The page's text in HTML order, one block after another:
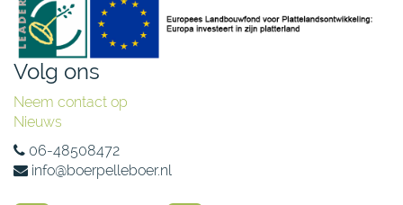
Volg ons
Neem contact op
Nieuws
06-48508472
info@boerpelleboer.nl